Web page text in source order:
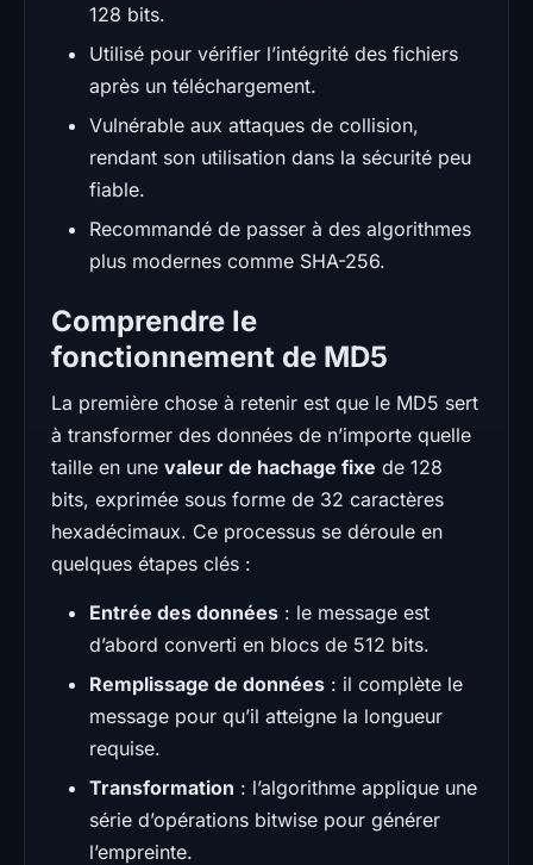
128 bits.
Utilisé pour vérifier l’intégrité des fichiers
après un téléchargement.
Vulnérable aux attaques de collision,
rendant son utilisation dans la sécurité peu
fiable.
Recommandé de passer à des algorithmes
plus modernes comme SHA-256.
Comprendre le
fonctionnement de MD5
La première chose à retenir est que le MD5 sert
à transformer des données de n’importe quelle
taille en une valeur de hachage fixe de 128
bits, exprimée sous forme de 32 caractères
hexadécimaux. Ce processus se déroule en
quelques étapes clés :
Entrée des données : le message est
d’abord converti en blocs de 512 bits.
Remplissage de données : il complète le
message pour qu’il atteigne la longueur
requise.
Transformation : l’algorithme applique une
série d’opérations bitwise pour générer
l’empreinte.